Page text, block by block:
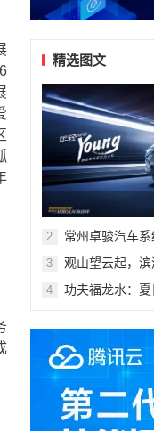
精选图文
2
常州卓骏汽车
行业标杆
3
观山望云起，
盛大开幕
4
功夫福龙水：